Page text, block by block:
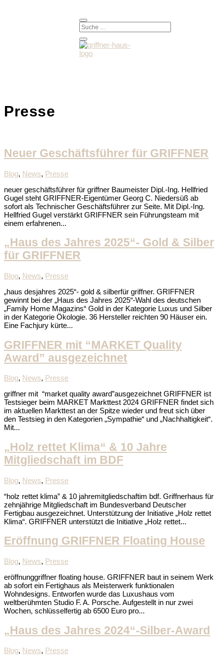
Presse
Neuer Geschäftsführer für GRIFFNER
Blog, News, Presse
neuer geschäftsführer für griffner Baumeister Dipl.-Ing. Hellfried
Gugel steht GRIFFNER-Eigentümer Georg C. Niedersüß ab
sofort als Technischer Geschäftsführer zur Seite. Mit Dipl.-Ing.
Hellfried Gugel verstärkt GRIFFNER sein Führungsteam mit
einem erfahrenen...
„Haus des Jahres 2025“- Gold & Silber
für GRIFFNER
Blog, News, Presse
„haus desjahres 2025“- gold & silberfür griffner. GRIFFNER
gewinnt bei der „Haus des Jahres 2025“-Wahl des deutschen
„Family Home Magazins“ Gold in der Kategorie Luxus und Silber
in der Kategorie Ökologie. 36 Hersteller reichten 90 Häuser ein.
Eine Fachjury kürte...
GRIFFNER mit “MARKET Quality
Award” ausgezeichnet
Blog, News, Presse
griffner mit “market quality award”ausgezeichnet GRIFFNER ist
Testsieger beim MARKET Markttest 2024 GRIFFNER findet sich
im aktuellen Markttest an der Spitze wieder und freut sich über
den Testsieg in den Kategorien „Sympathie“ und „Nachhaltigkeit“.
Mit...
„Holz rettet Klima“ & 10 Jahre
Mitgliedschaft im BDF
Blog, News, Presse
“holz rettet klima” & 10 jahremitgliedschaftim bdf. Griffnerhaus für
zehnjährige Mitgliedschaft im Bundesverband Deutscher
Fertigbau ausgezeichnet. Unterstützung der Initiative „Holz rettet
Klima“. GRIFFNER unterstützt die Initiative „Holz rettet...
Eröffnung GRIFFNER Floating House
Blog, News, Presse
eröffnunggriffner floating house. GRIFFNER baut in seinem Werk
ab sofort ein Fertighaus als Meisterwerk funktionalen
Wohndesigns. Entworfen wurde das Luxushaus vom
weltberühmten Studio F. A. Porsche. Aufgestellt in nur zwei
Wochen, schlüsselfertig ab 6500 Euro pro...
„Haus des Jahres 2024“-Silber-Award
Blog, News, Presse